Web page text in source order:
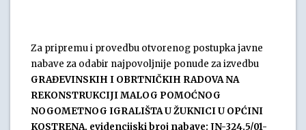
Za pripremu i provedbu otvorenog postupka javne
nabave za odabir najpovoljnije ponude za izvedbu
GRAĐEVINSKIH I OBRTNIČKIH RADOVA NA
REKONSTRUKCIJI MALOG POMOĆNOG
NOGOMETNOG IGRALIŠTA U ŽUKNICI U OPĆINI
KOSTRENA, evidencijski broj nabave: JN-324.5/01-